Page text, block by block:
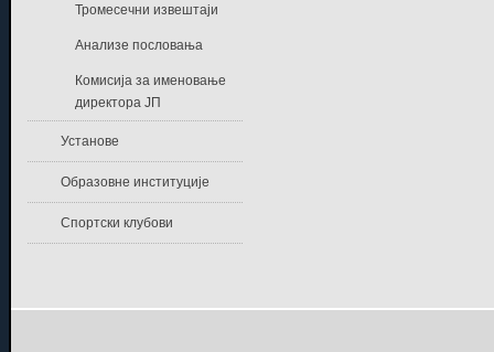
Тромесечни извештаји
Анализе пословања
Комисија за именовање
директора ЈП
Установе
Образовне институције
Спортски клубови